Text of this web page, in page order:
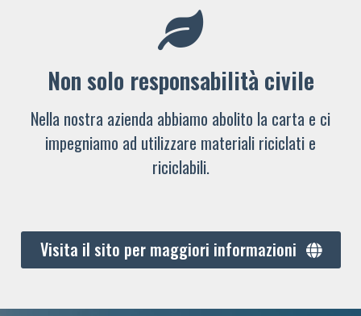
Non solo responsabilità civile
Nella nostra azienda abbiamo abolito la carta e ci
impegniamo ad utilizzare materiali riciclati e
riciclabili.
Visita il sito per maggiori informazioni